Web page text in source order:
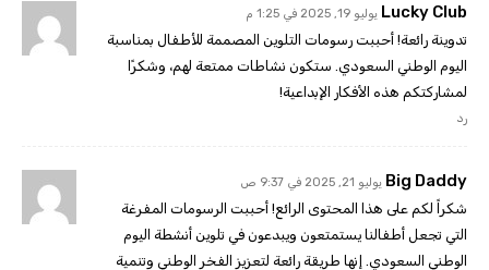
Lucky Club يوليو 19, 2025 في 1:25 م
تدوينة رائعة! أحببت رسومات التلوين المصممة للأطفال بمناسبة
اليوم الوطني السعودي. ستكون نشاطات ممتعة لهم، وشكرًا
لمشاركتكم هذه الأفكار الإبداعية!
رد
Big Daddy يوليو 21, 2025 في 9:37 ص
شكراً لكم على هذا المحتوى الرائع! أحببت الرسومات المفرغة
التي تجعل أطفالنا يستمتعون ويبدعون في تلوين أنشطة اليوم
الوطني السعودي. إنها طريقة رائعة لتعزيز الفخر الوطني وتنمية